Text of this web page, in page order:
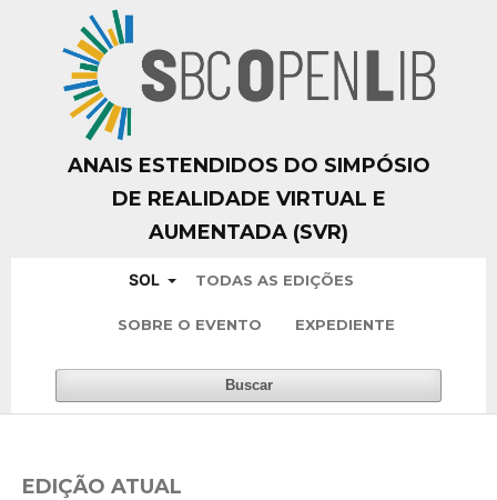
ANAIS ESTENDIDOS DO SIMPÓSIO
DE REALIDADE VIRTUAL E
AUMENTADA (SVR)
SOL TODAS AS EDIÇÕES
SOBRE O EVENTO EXPEDIENTE
Buscar
EDIÇÃO ATUAL